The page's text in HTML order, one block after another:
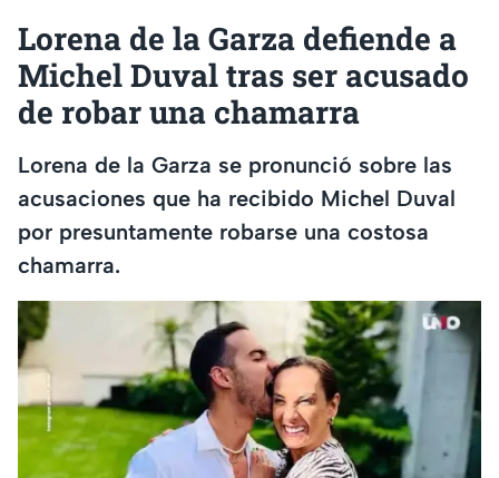
Lorena de la Garza defiende a
Michel Duval tras ser acusado
de robar una chamarra
Lorena de la Garza se pronunció sobre las
acusaciones que ha recibido Michel Duval
por presuntamente robarse una costosa
chamarra.